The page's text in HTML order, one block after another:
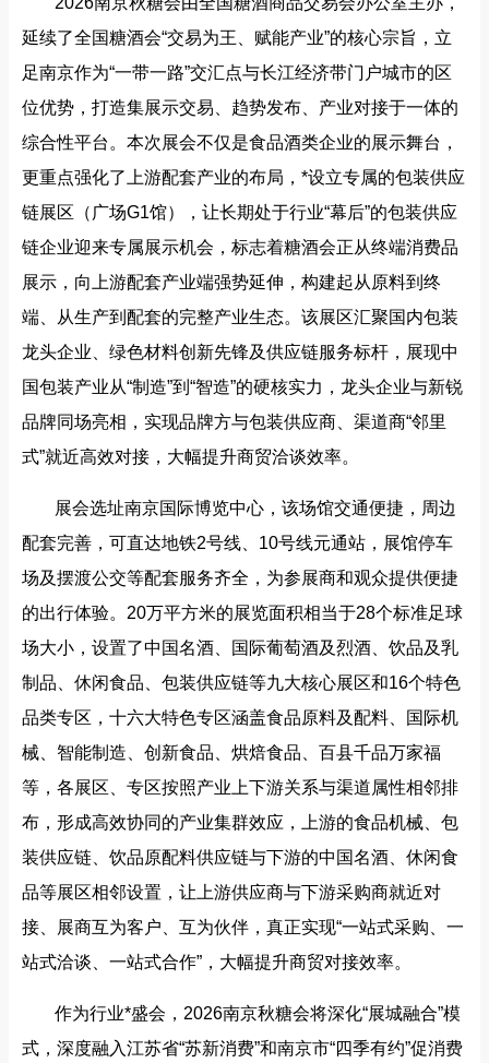
延续了全国糖酒会“交易为王、赋能产业”的核心宗旨，立
足南京作为“一带一路”交汇点与长江经济带门户城市的区
位优势，打造集展示交易、趋势发布、产业对接于一体的
综合性平台。本次展会不仅是食品酒类企业的展示舞台，
更重点强化了上游配套产业的布局，*设立专属的包装供应
链展区（广场G1馆），让长期处于行业“幕后”的包装供应
链企业迎来专属展示机会，标志着糖酒会正从终端消费品
展示，向上游配套产业端强势延伸，构建起从原料到终
端、从生产到配套的完整产业生态。该展区汇聚国内包装
龙头企业、绿色材料创新先锋及供应链服务标杆，展现中
国包装产业从“制造”到“智造”的硬核实力，龙头企业与新锐
品牌同场亮相，实现品牌方与包装供应商、渠道商“邻里
式”就近高效对接，大幅提升商贸洽谈效率。
展会选址南京国际博览中心，该场馆交通便捷，周边
配套完善，可直达地铁2号线、10号线元通站，展馆停车
场及摆渡公交等配套服务齐全，为参展商和观众提供便捷
的出行体验。20万平方米的展览面积相当于28个标准足球
场大小，设置了中国名酒、国际葡萄酒及烈酒、饮品及乳
制品、休闲食品、包装供应链等九大核心展区和16个特色
品类专区，十六大特色专区涵盖食品原料及配料、国际机
械、智能制造、创新食品、烘焙食品、百县千品万家福
等，各展区、专区按照产业上下游关系与渠道属性相邻排
布，形成高效协同的产业集群效应，上游的食品机械、包
装供应链、饮品原配料供应链与下游的中国名酒、休闲食
品等展区相邻设置，让上游供应商与下游采购商就近对
接、展商互为客户、互为伙伴，真正实现“一站式采购、一
站式洽谈、一站式合作”，大幅提升商贸对接效率。
作为行业*盛会，2026南京秋糖会将深化“展城融合”模
式，深度融入江苏省“苏新消费”和南京市“四季有约”促消费